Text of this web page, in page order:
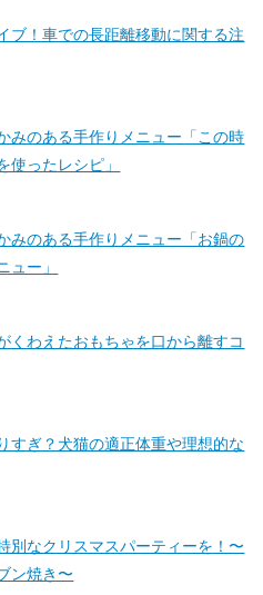
ブ！車での長距離移動に関する注
みのある手作りメニュー「この時
使ったレシピ」
みのある手作りメニュー「お鍋の
ュー」
くわえたおもちゃを口から離すコ
すぎ？犬猫の適正体重や理想的な
別なクリスマスパーティーを！〜
ン焼き〜